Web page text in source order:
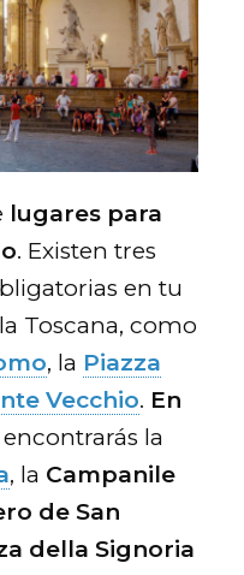
lugares para
. Existen tres
en tu
Toscana, como
, la Piazza
Vecchio. En
encontrarás la
, la Campanile
de San
della Signoria